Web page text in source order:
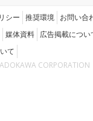
シー 推奨環境 お問い合
媒体資料 広告掲載につい
て
CORPORATION